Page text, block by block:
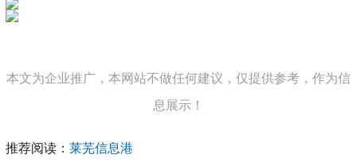
本文为企业推广，本网站不做任何建议，仅提供参考，作为信
息展示！
推荐阅读：莱芜信息港